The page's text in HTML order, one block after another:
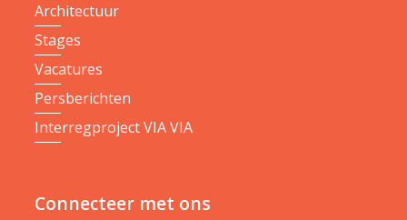
Architectuur
Stages
Vacatures
Persberichten
Interregproject VIA VIA
Connecteer met ons